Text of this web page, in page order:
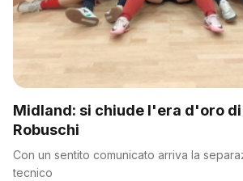
Midland: si chiude l'era d'oro
Robuschi
Con un sentito comunicato arriva la
tecnico